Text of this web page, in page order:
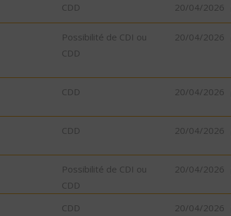
CDD 20/04/2026
Possibilité de CDI ou
CDD
20/04/2026
CDD 20/04/2026
CDD 20/04/2026
Possibilité de CDI ou
CDD
20/04/2026
CDD 20/04/2026